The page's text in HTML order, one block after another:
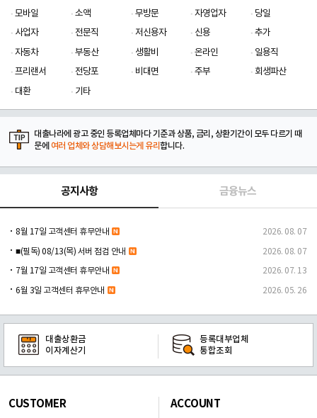
모바일
소액 무방문 자영업자
당일
사업자
전문직 저신용자 신용
추가
자동차
부동산 생활비 온라인
일용직
프리랜서
전당포 비대면 주부
회생파산
대환
기타
대출나라에 광고 중인 등록업체마다 기준과 상품, 금리, 상환기간이 모두 다르기 때
문에 여러 업체와 상담해보시는게 유리합니다.
공지사항 금융뉴스
8월 17일 고객센터 휴무안내 2026. 08. 07
■(필독) 08/13(목) 서버 점검 안내 2026. 08. 07
7월 17일 고객센터 휴무안내 2026. 07. 13
6월 3일 고객센터 휴무안내 2026. 05. 26
대출상환금
이자계산기
등록대부업체
통합조회
CUSTOMER ACCOUNT